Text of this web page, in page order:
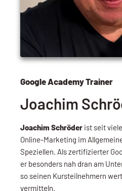
Google Academy Trainer
Joachim
Joachim Schröder ist seit
Online-Marketing im
Speziellen. Als zertifizierter
er besonders nah dran am
so seinen Kursteilnehmern
vermitteln.